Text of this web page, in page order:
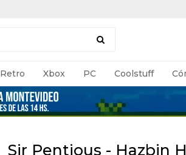
Retro Xbox PC Coolstuff
Sir Pentious - Hazbin